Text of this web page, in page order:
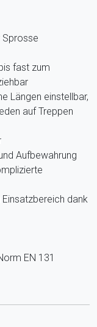
Sprosse
fast zum
Längen einstellbar,
auf Treppen
Aufbewahrung
dank
EN 131